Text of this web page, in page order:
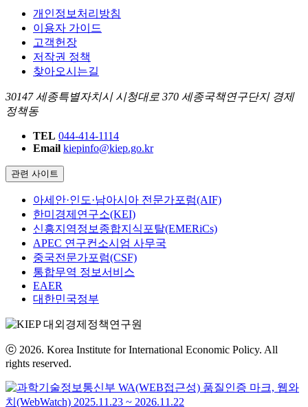
개인정보처리방침
이용자 가이드
고객헌장
저작권 정책
찾아오시는길
30147 세종특별자치시 시청대로 370 세종국책연구단지 경제
정책동
TEL 044-414-1114
Email kiepinfo@kiep.go.kr
관련 사이트
아세안·인도·남아시아 전문가포럼(AIF)
한미경제연구소(KEI)
신흥지역정보종합지식포탈(EMERiCs)
APEC 연구컨소시엄 사무국
중국전문가포럼(CSF)
통합무역 정보서비스
EAER
대한민국정부
ⓒ 2026. Korea Institute for International Economic Policy. All
rights reserved.